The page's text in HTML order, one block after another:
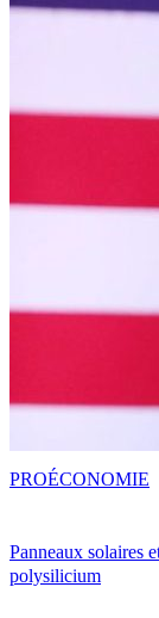
Panneaux solaires
polysilicium
PROÉCONOMIE